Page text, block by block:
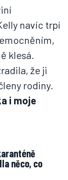
navíc trpí
klesá.
že ji
rodiny.
i moje
něco, co